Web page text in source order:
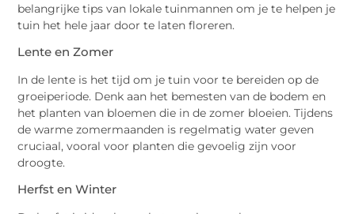
belangrijke tips van lokale tuinmannen om je te helpen je
tuin het hele jaar door te laten floreren.
Lente en Zomer
In de lente is het tijd om je tuin voor te bereiden op de
groeiperiode. Denk aan het bemesten van de bodem en
het planten van bloemen die in de zomer bloeien. Tijdens
de warme zomermaanden is regelmatig water geven
cruciaal, vooral voor planten die gevoelig zijn voor
droogte.
Herfst en Winter